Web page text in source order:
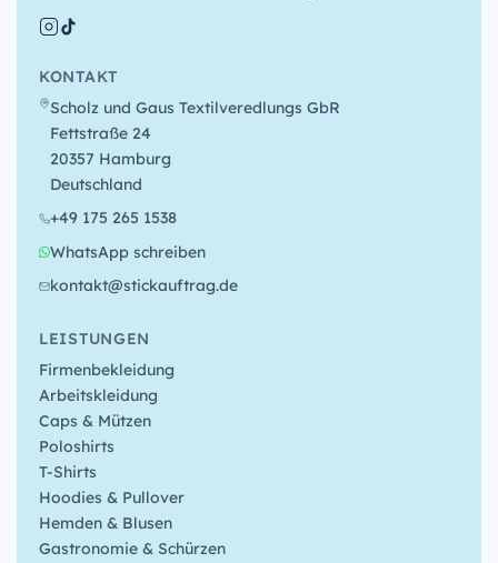
KONTAKT
Scholz und Gaus Textilveredlungs GbR
Fettstraße 24
20357 Hamburg
Deutschland
+49 175 265 1538
WhatsApp schreiben
kontakt@stickauftrag.de
LEISTUNGEN
Firmenbekleidung
Arbeitskleidung
Caps & Mützen
Poloshirts
T-Shirts
Hoodies & Pullover
Hemden & Blusen
Gastronomie & Schürzen